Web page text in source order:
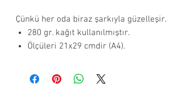
Çünkü her oda biraz şarkıyla güzelleşir.
280 gr. kağıt kullanılmıştır.
Ölçüleri 21x29 cmdir (A4).